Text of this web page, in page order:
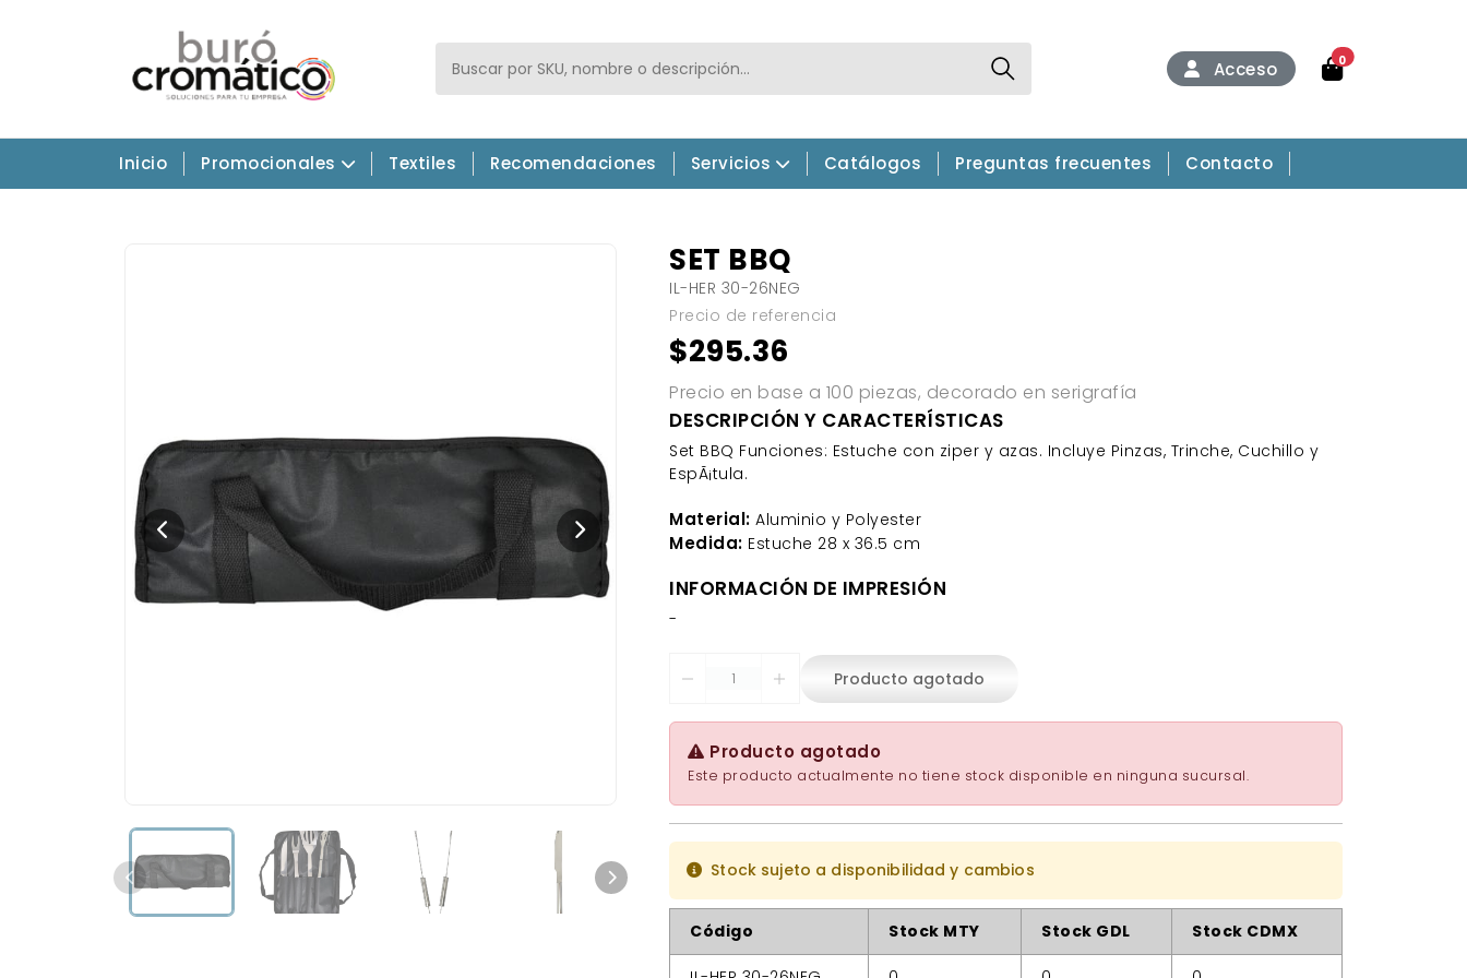
Acceso 0
Inicio Promocionales Textiles Recomendaciones Servicios Catálogos Preguntas frecuentes Contacto
SET BBQ
IL-HER 30-26NEG
Precio de referencia
$295.36
Precio en base a 100 piezas, decorado en serigrafía
DESCRIPCIÓN Y CARACTERÍSTICAS
Set BBQ Funciones: Estuche con ziper y azas. Incluye Pinzas, Trinche, Cuchillo y
EspÃ¡tula.
Material: Aluminio y Polyester
Medida: Estuche 28 x 36.5 cm
INFORMACIÓN DE IMPRESIÓN
-
Producto agotado
Producto agotado
Este producto actualmente no tiene stock disponible en ninguna sucursal.
Stock sujeto a disponibilidad y cambios
Código Stock MTY Stock GDL Stock CDMX